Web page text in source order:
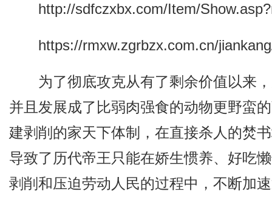
http://sdfczxbx.com/Item/
https://rmxw.zgrbzx.com.cn/
为了彻底攻克从有了剩余价值以来
并且发展成了比弱肉强食的动物更野蛮
建剥削的家天下体制，在直接杀人的焚
导致了历代帝王只能在娇生惯养、好吃
剥削和压迫劳动人民的过程中，不断加